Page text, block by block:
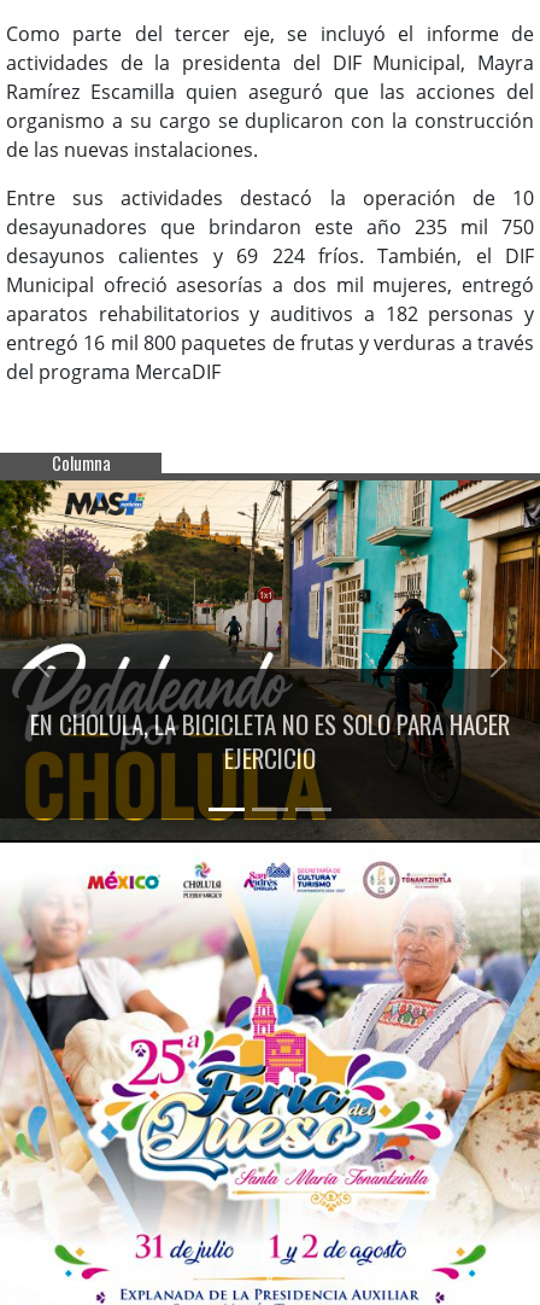
Como parte del tercer eje, se incluyó el informe de
actividades de la presidenta del DIF Municipal, Mayra
Ramírez Escamilla quien aseguró que las acciones del
organismo a su cargo se duplicaron con la construcción
de las nuevas instalaciones.
Entre sus actividades destacó la operación de 10
desayunadores que brindaron este año 235 mil 750
desayunos calientes y 69 224 fríos. También, el DIF
Municipal ofreció asesorías a dos mil mujeres, entregó
aparatos rehabilitatorios y auditivos a 182 personas y
entregó 16 mil 800 paquetes de frutas y verduras a través
del programa MercaDIF
Columna
EN CHOLULA, LA BICICLETA NO ES SOLO PARA HACER
EJERCICIO
Previous Next